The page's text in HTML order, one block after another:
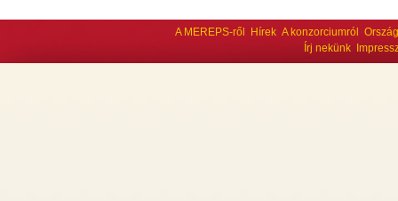
A MEREPS-ről Hírek A konzorciumról
Írj nekünk